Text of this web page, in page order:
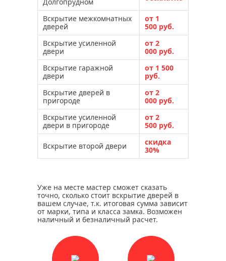
Вскрытие межкомнатных
дверей
от 1
500 руб.
Вскрытие усиленной
двери
от 2
000 руб.
Вскрытие гаражной
двери
от 1 500
руб.
Вскрытие дверей в
пригороде
от 2
000 руб.
Вскрытие усиленной
двери в пригороде
от 2
500 руб.
Вскрытие второй двери
скидка
30%
Уже на месте мастер сможет сказать
точно, сколько стоит вскрытие дверей в
вашем случае, т.к. итоговая сумма зависит
от марки, типа и класса замка. Возможен
наличный и безналичный расчет.